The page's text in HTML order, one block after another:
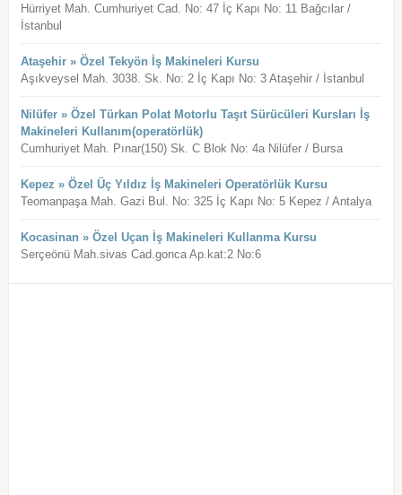
Hürriyet Mah. Cumhuriyet Cad. No: 47 İç Kapı No: 11 Bağcılar /
İstanbul
Ataşehir » Özel Tekyön İş Makineleri Kursu
Aşıkveysel Mah. 3038. Sk. No: 2 İç Kapı No: 3 Ataşehir / İstanbul
Nilüfer » Özel Türkan Polat Motorlu Taşıt Sürücüleri Kursları İş
Makineleri Kullanım(operatörlük)
Cumhuriyet Mah. Pınar(150) Sk. C Blok No: 4a Nilüfer / Bursa
Kepez » Özel Üç Yıldız İş Makineleri Operatörlük Kursu
Teomanpaşa Mah. Gazi Bul. No: 325 İç Kapı No: 5 Kepez / Antalya
Kocasinan » Özel Uçan İş Makineleri Kullanma Kursu
Serçeönü Mah.sivas Cad.gonca Ap.kat:2 No:6